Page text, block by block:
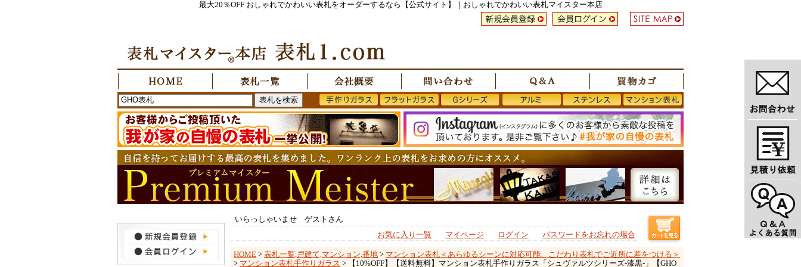
最大20％OFF おしゃれでかわいい表札をオーダーするなら【公式サイト】｜おしゃれでかわいい表札マイスター本店
いらっしゃいませ ゲストさん
お気に入り一覧
マイページ ログイン パスワードをお忘れの場合
HOME > 表札一覧,戸建て,マンション,番地 > マンション表札＜あらゆるシーンに対応可能、こだわり表札でご近所に差をつける＞
> マンション表札手作りガラス > 【10%OFF】【送料無料】マンション表札手作りガラス「シュヴァルツシリーズ-漆黒-」【GHO